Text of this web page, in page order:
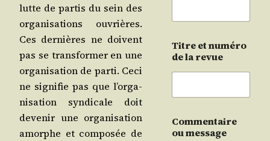
lutte de par­tis du sein des
orga­ni­sa­tions ouvrières.
Ces der­nières ne doivent
pas se trans­for­mer en une
orga­ni­sa­tion de par­ti. Ceci
ne signi­fie pas que l’or­ga­
ni­sa­tion syn­di­cale doit
deve­nir une orga­ni­sa­tion
amorphe et com­po­sée de
Titre et numéro
de la revue
Commentaire
ou message